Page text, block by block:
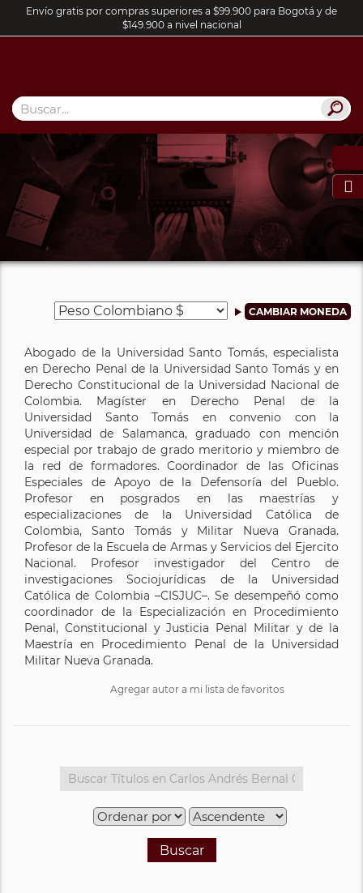
Envío gratis por compras superiores a $99.900 para Bogotá y de
$149.900 a nivel nacional

Abogado de la Universidad Santo Tomás, especialista
en Derecho Penal de la Universidad Santo Tomás y en
Derecho Constitucional de la Universidad Nacional de
Colombia. Magíster en Derecho Penal de la
Universidad Santo Tomás en convenio con la
Universidad de Salamanca, graduado con mención
especial por trabajo de grado meritorio y miembro de
la red de formadores. Coordinador de las Oficinas
Especiales de Apoyo de la Defensoría del Pueblo.
Profesor en posgrados en las maestrías y
especializaciones de la Universidad Católica de
Colombia, Santo Tomás y Militar Nueva Granada.
Profesor de la Escuela de Armas y Servicios del Ejercito
Nacional. Profesor investigador del Centro de
investigaciones Sociojurídicas de la Universidad
Católica de Colombia –CISJUC–. Se desempeñó como
coordinador de la Especialización en Procedimiento
Penal, Constitucional y Justicia Penal Militar y de la
Maestría en Procedimiento Penal de la Universidad
Militar Nueva Granada.
Agregar autor a mi lista de favoritos
Buscar